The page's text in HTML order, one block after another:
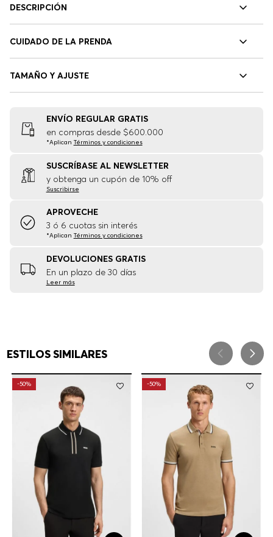
DESCRIPCIÓN
CUIDADO DE LA PRENDA
TAMAÑO Y AJUSTE
ENVÍO REGULAR GRATIS
en compras desde $600.000
*Aplican Términos y condiciones
SUSCRÍBASE AL NEWSLETTER
y obtenga un cupón de 10% off
Suscribirse
APROVECHE
3 ó 6 cuotas sin interés
*Aplican Términos y condiciones
DEVOLUCIONES GRATIS
En un plazo de 30 días
Leer más
ESTILOS SIMILARES
-50% -50%